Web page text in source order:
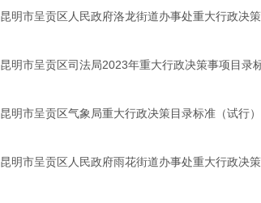
昆明市呈贡区人民政府洛龙街道办事处重大行政决
昆明市呈贡区司法局2023年重大行政决策事项目录
昆明市呈贡区气象局重大行政决策目录标准（试行）
昆明市呈贡区人民政府雨花街道办事处重大行政决